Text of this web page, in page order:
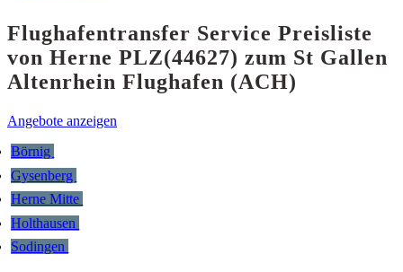
Flughafentransfer Service Preisliste
von Herne PLZ(44627) zum St Gallen
Altenrhein Flughafen (ACH)
Angebote anzeigen
Börnig
Gysenberg
Herne Mitte
Holthausen
Sodingen